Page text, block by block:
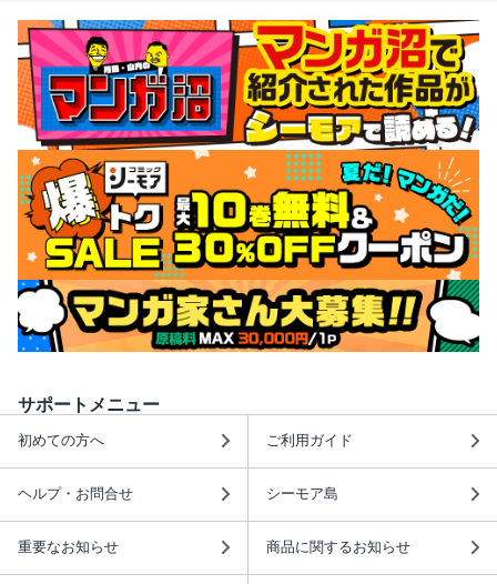
サポートメニュー
初めての方へ ご利用ガイド
ヘルプ・お問合せ シーモア島
重要なお知らせ 商品に関するお知らせ